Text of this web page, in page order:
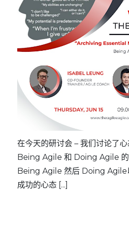
在今天的研讨会 – 我们讨论了心
Being Agile 和 Doing Agile 的
Being Agile 然后 Doing Agile
成功的心态 [...]